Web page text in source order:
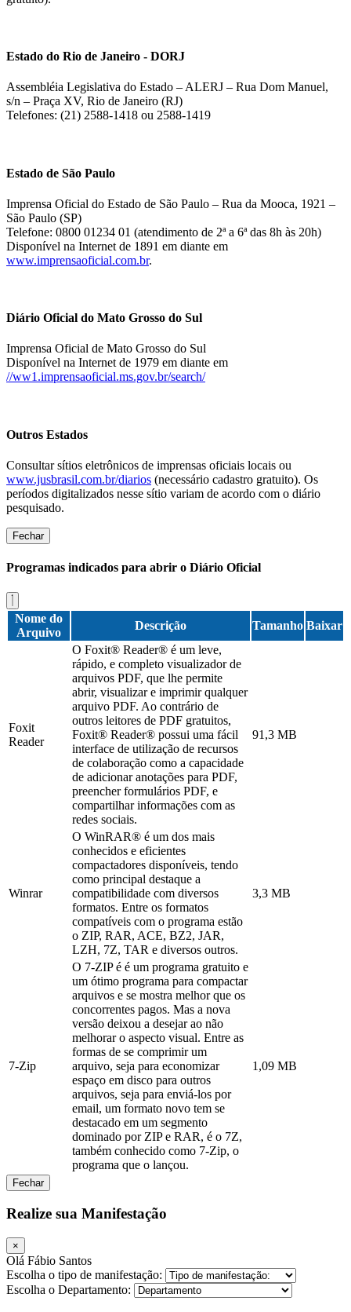
Estado do Rio de Janeiro - DORJ
Assembléia Legislativa do Estado – ALERJ – Rua Dom Manuel,
s/n – Praça XV, Rio de Janeiro (RJ)
Telefones: (21) 2588-1418 ou 2588-1419
Estado de São Paulo
Imprensa Oficial do Estado de São Paulo – Rua da Mooca, 1921 –
São Paulo (SP)
Telefone: 0800 01234 01 (atendimento de 2ª a 6ª das 8h às 20h)
Disponível na Internet de 1891 em diante em
www.imprensaoficial.com.br.
Diário Oficial do Mato Grosso do Sul
Imprensa Oficial de Mato Grosso do Sul
Disponível na Internet de 1979 em diante em
//ww1.imprensaoficial.ms.gov.br/search/
Outros Estados
Consultar sítios eletrônicos de imprensas oficiais locais ou
www.jusbrasil.com.br/diarios (necessário cadastro gratuito). Os
períodos digitalizados nesse sítio variam de acordo com o diário
pesquisado.
Fechar
Programas indicados para abrir o Diário Oficial
Nome do
Arquivo
Descrição Tamanho Baixar
Foxit
Reader
O Foxit® Reader® é um leve,
rápido, e completo visualizador de
arquivos PDF, que lhe permite
abrir, visualizar e imprimir qualquer
arquivo PDF. Ao contrário de
outros leitores de PDF gratuitos,
Foxit® Reader® possui uma fácil
interface de utilização de recursos
de colaboração como a capacidade
de adicionar anotações para PDF,
preencher formulários PDF, e
compartilhar informações com as
redes sociais.
91,3 MB
Winrar
O WinRAR® é um dos mais
conhecidos e eficientes
compactadores disponíveis, tendo
como principal destaque a
compatibilidade com diversos
formatos. Entre os formatos
compatíveis com o programa estão
o ZIP, RAR, ACE, BZ2, JAR,
LZH, 7Z, TAR e diversos outros.
3,3 MB
7-Zip
O 7-ZIP é é um programa gratuito e
um ótimo programa para compactar
arquivos e se mostra melhor que os
concorrentes pagos. Mas a nova
versão deixou a desejar ao não
melhorar o aspecto visual. Entre as
formas de se comprimir um
arquivo, seja para economizar
espaço em disco para outros
arquivos, seja para enviá-los por
email, um formato novo tem se
destacado em um segmento
dominado por ZIP e RAR, é o 7Z,
também conhecido como 7-Zip, o
programa que o lançou.
1,09 MB
Fechar
Realize sua Manifestação
×
Olá Fábio Santos
Escolha o tipo de manifestação:
Escolha o Departamento: